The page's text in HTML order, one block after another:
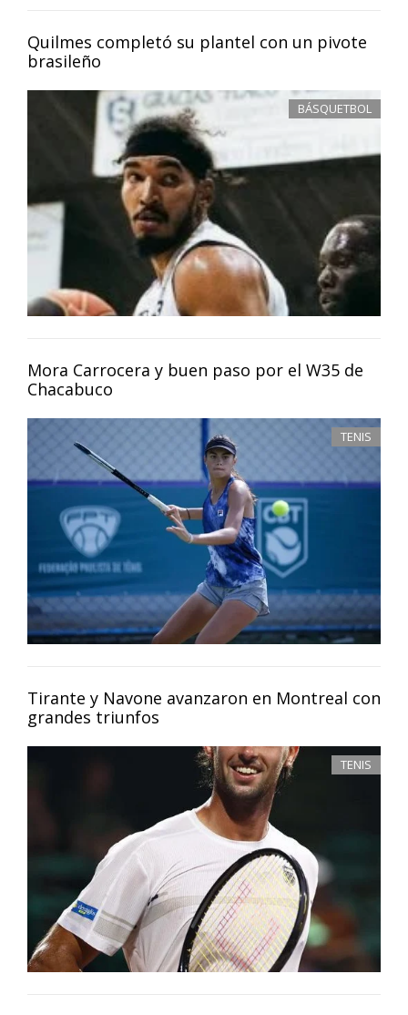
Quilmes completó su plantel con un pivote
brasileño
BÁSQUETBOL
Mora Carrocera y buen paso por el W35 de
Chacabuco
TENIS
Tirante y Navone avanzaron en Montreal con
grandes triunfos
TENIS